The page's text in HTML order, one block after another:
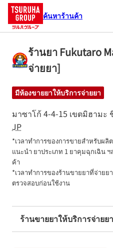
ค้นหาร้านค้า
ร้านยา Fukutaro
จ่ายยา]
มีห้องขายยาให้บริการจ่ายยา
มาซาโก้ 4-4-15 เขตมิฮามะ
JP
*เวลาทำการของการขายสำหรับผ
แนะนำ ยาประเภท 1 ยาคุมฉุกเฉิน
ค้า
*เวลาทำการของร้านขายยาที่จ่าย
ตรวจสอบก่อนใช้งาน
ร้านขายยาให้บริการจ่ายยา